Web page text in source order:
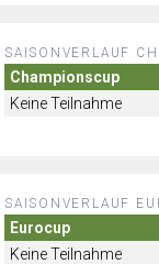
SAISONVERLAUF
Championscup
Keine Teilnahme
SAISONVERLAUF
Eurocup
Keine Teilnahme